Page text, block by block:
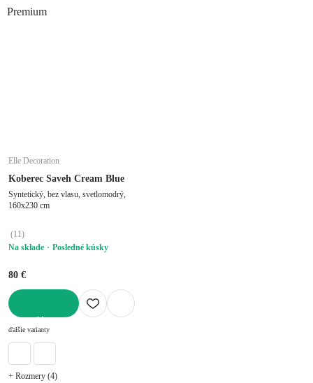
Premium
Elle Decoration
Koberec Saveh Cream Blue
Syntetický, bez vlasu, svetlomodrý,
160x230 cm
(11)
Na sklade
Posledné kúsky
80 €
ďalšie varianty
+ Rozmery (4)